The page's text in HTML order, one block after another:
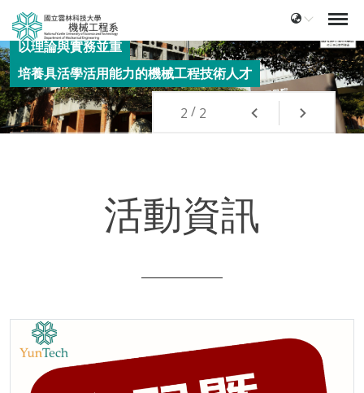
以理論與實務並重
培養具活學活用能力的機械工程技術人才
特別著重精密機械與微精密機械科技之整合研究與應用
2 / 2 Previous Next
活動資訊